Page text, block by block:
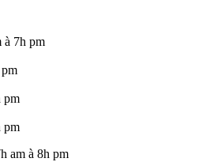
à 7h pm
pm
pm
am à 8h pm